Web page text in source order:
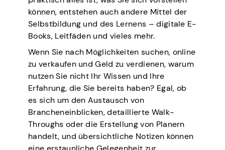
können, entstehen auch andere Mittel der
Selbstbildung und des Lernens – digitale E-
Books, Leitfäden und vieles mehr.
Wenn Sie nach Möglichkeiten suchen, online
zu verkaufen und Geld zu verdienen, warum
nutzen Sie nicht Ihr Wissen und Ihre
Erfahrung, die Sie bereits haben? Egal, ob
es sich um den Austausch von
Brancheneinblicken, detaillierte Walk-
Throughs oder die Erstellung von Planern
handelt, und übersichtliche Notizen können